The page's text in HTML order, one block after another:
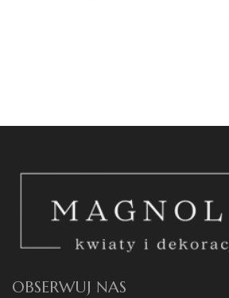
OBSERWUJ NAS